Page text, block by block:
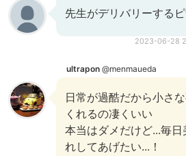
先生がデリバリーする
2023-06-28
ultrapon @menmaueda
日常が過酷だから小さ
くれるの凄くいい
本当はダメだけど...毎
れしてあげたい...！